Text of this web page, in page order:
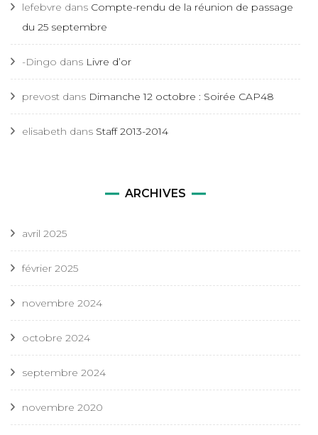
lefebvre dans Compte-rendu de la réunion de passage
du 25 septembre
-Dingo dans Livre d’or
prevost dans Dimanche 12 octobre : Soirée CAP48
elisabeth dans Staff 2013-2014
ARCHIVES
avril 2025
février 2025
novembre 2024
octobre 2024
septembre 2024
novembre 2020